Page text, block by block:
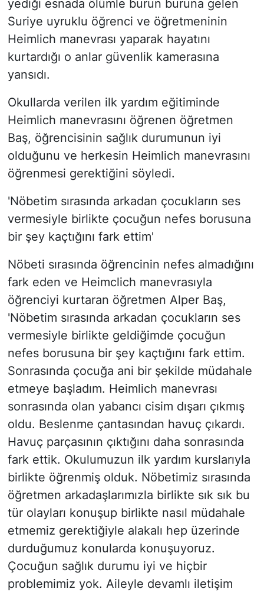
yediği esnada ölümle burun buruna gelen
Suriye uyruklu öğrenci ve öğretmeninin
Heimlich manevrası yaparak hayatını
kurtardığı o anlar güvenlik kamerasına
yansıdı.
Okullarda verilen ilk yardım eğitiminde
Heimlich manevrasını öğrenen öğretmen
Baş, öğrencisinin sağlık durumunun iyi
olduğunu ve herkesin Heimlich manevrasını
öğrenmesi gerektiğini söyledi.
'Nöbetim sırasında arkadan çocukların ses
vermesiyle birlikte çocuğun nefes borusuna
bir şey kaçtığını fark ettim'
Nöbeti sırasında öğrencinin nefes almadığını
fark eden ve Heimclich manevrasıyla
öğrenciyi kurtaran öğretmen Alper Baş,
'Nöbetim sırasında arkadan çocukların ses
vermesiyle birlikte geldiğimde çocuğun
nefes borusuna bir şey kaçtığını fark ettim.
Sonrasında çocuğa ani bir şekilde müdahale
etmeye başladım. Heimlich manevrası
sonrasında olan yabancı cisim dışarı çıkmış
oldu. Beslenme çantasından havuç çıkardı.
Havuç parçasının çıktığını daha sonrasında
fark ettik. Okulumuzun ilk yardım kurslarıyla
birlikte öğrenmiş olduk. Nöbetimiz sırasında
öğretmen arkadaşlarımızla birlikte sık sık bu
tür olayları konuşup birlikte nasıl müdahale
etmemiz gerektiğiyle alakalı hep üzerinde
durduğumuz konularda konuşuyoruz.
Çocuğun sağlık durumu iyi ve hiçbir
problemimiz yok. Aileyle devamlı iletişim